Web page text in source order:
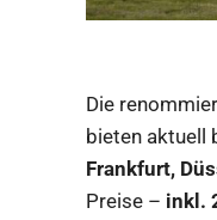
Die
bieten aktuell
Frankfurt,
Preise – inkl.